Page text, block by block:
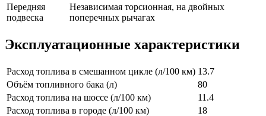
Передняя
подвеска
Независимая торсионная, на двойных
поперечных рычагах
Эксплуатационные характеристики
Расход топлива в смешанном цикле (л/100 км) 13.7
Объём топливного бака (л)
80
Расход топлива на шоссе (л/100 км)
11.4
Расход топлива в городе (л/100 км)
18